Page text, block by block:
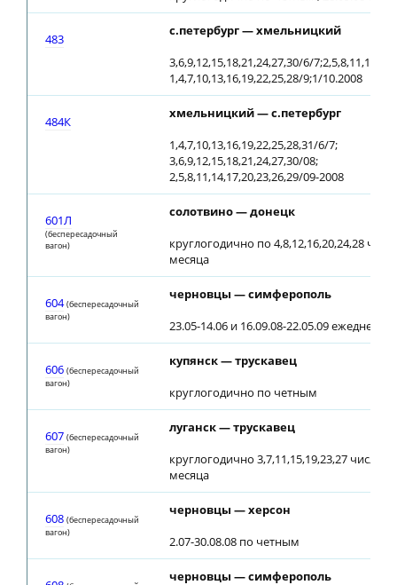
483
с.петербург — хмельницкий
3,6,9,12,15,18,21,24,27,30/6/
1,4,7,10,13,16,19,22,25,28/9;1/10.2008
484К
хмельницкий — с.петербург
1,4,7,10,13,16,19,22,25,28,31/6/7;
3,6,9,12,15,18,21,24,27,30/08;
2,5,8,11,14,17,20,23,26,29/09-2008
601Л
(беспересадочный
вагон)
солотвино — донецк
круглогодично по 4,8,12,16,20,24,28
месяца
604 (беспересадочный
вагон)
черновцы — симферополь
23.05-14.06 и 16.09.08-22.05.09 ежедневно
606 (беспересадочный
вагон)
купянск — трускавец
круглогодично по четным
607 (беспересадочный
вагон)
луганск — трускавец
круглогодично 3,7,11,15,19,23,27 числа
месяца
608 (беспересадочный
вагон)
черновцы — херсон
2.07-30.08.08 по четным
черновцы — симферополь